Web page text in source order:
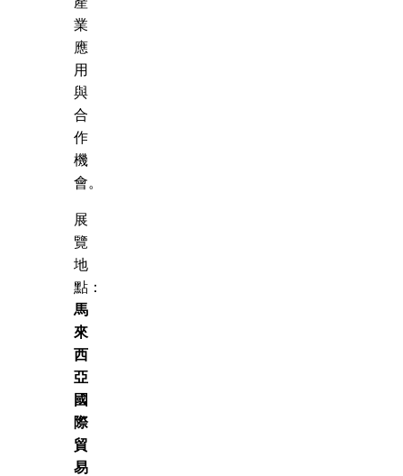
業
應
用
與
合
作
機
會。
展
覽
地
點：
馬
來
西
亞
國
際
貿
易